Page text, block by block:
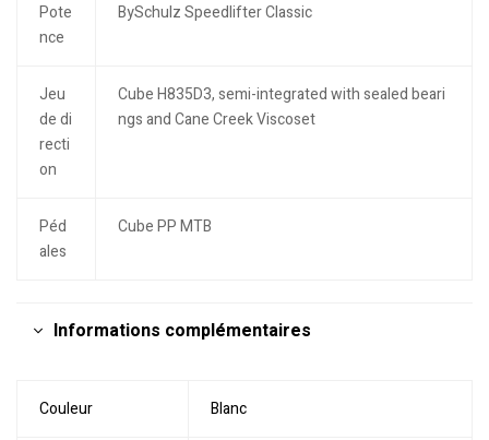
Pote
nce
BySchulz Speedlifter Classic
Jeu
de di
recti
on
Cube H835D3, semi-integrated with sealed beari
ngs and Cane Creek Viscoset
Péd
ales
Cube PP MTB
Informations complémentaires
Couleur Blanc